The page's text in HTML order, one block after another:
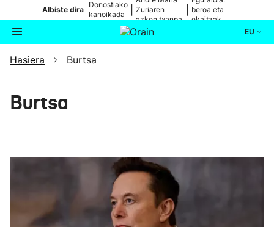
Albiste dira
Donostiako
kanoikada
Zuriaren
azken txanpa
beroa eta
ekaitzak
EU
Bilatzailea
Ikusmiran
Eguraldia
Hasiera Burtsa
Burtsa